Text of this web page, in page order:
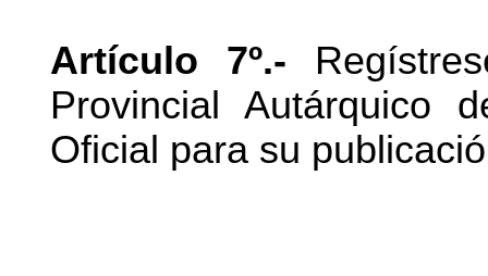
Artículo 7º.-
Provincial Autárquico
Oficial para su